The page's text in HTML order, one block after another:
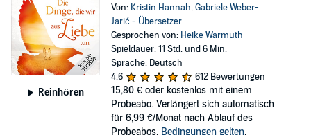
Reinhören
Von: Kristin Hannah,Gabriele Weber-
Jarić - Übersetzer
Gesprochen von: Heike Warmuth
Spieldauer: 11 Std. und 6 Min.
Sprache: Deutsch
4,6
612 Bewertungen
15,80 € oder kostenlos mit einem
Probeabo. Verlängert sich automatisch
für 6,99 €/Monat nach Ablauf des
Probeabos. Bedingungen gelten.